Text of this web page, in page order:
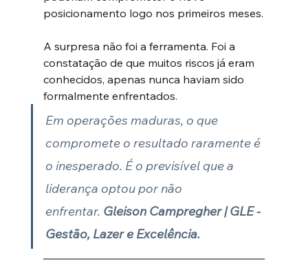
posicionamento logo nos primeiros meses.
A surpresa não foi a ferramenta. Foi a
constatação de que muitos riscos já eram
conhecidos, apenas nunca haviam sido
formalmente enfrentados.
Em operações maduras, o que
compromete o resultado raramente é
o inesperado. É o previsível que a
liderança optou por não
enfrentar. Gleison Campregher | GLE -
Gestão, Lazer e Excelência.